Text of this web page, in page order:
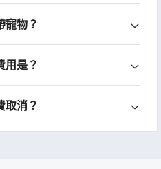
寵物？
用是？
取消？